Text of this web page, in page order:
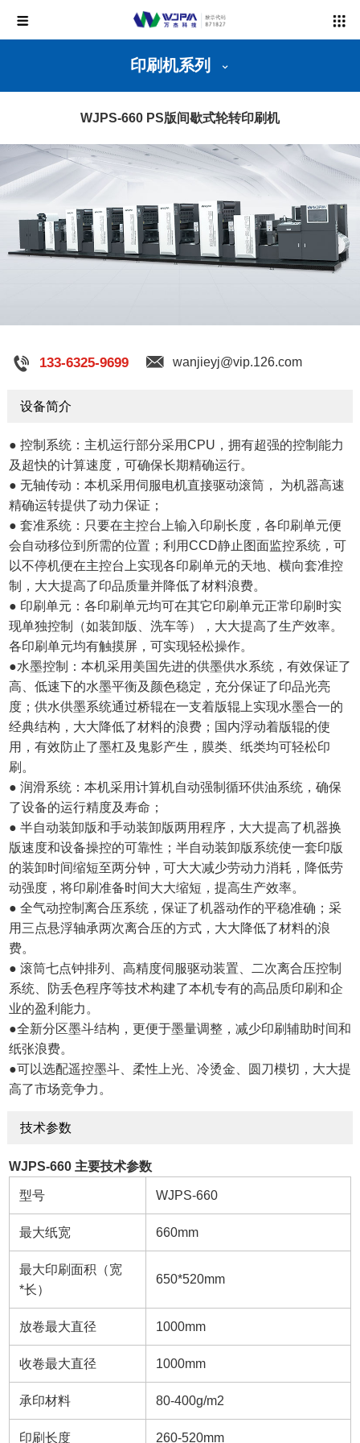
印刷机系列
WJPS-660 PS版间歇式轮转印刷机
133-6325-9699 wanjieyj@vip.126.com
设备简介
● 控制系统：主机运行部分采用CPU，拥有超强的控制能力
及超快的计算速度，可确保长期精确运行。
● 无轴传动：本机采用伺服电机直接驱动滚筒， 为机器高速
精确运转提供了动力保证；
● 套准系统：只要在主控台上输入印刷长度，各印刷单元便
会自动移位到所需的位置；利用CCD静止图面监控系统，可
以不停机便在主控台上实现各印刷单元的天地、横向套准控
制，大大提高了印品质量并降低了材料浪费。
● 印刷单元：各印刷单元均可在其它印刷单元正常印刷时实
现单独控制（如装卸版、洗车等），大大提高了生产效率。
各印刷单元均有触摸屏，可实现轻松操作。
●水墨控制：本机采用美国先进的供墨供水系统，有效保证了
高、低速下的水墨平衡及颜色稳定，充分保证了印品光亮
度；供水供墨系统通过桥辊在一支着版辊上实现水墨合一的
经典结构，大大降低了材料的浪费；国内浮动着版辊的使
用，有效防止了墨杠及鬼影产生，膜类、纸类均可轻松印
刷。
● 润滑系统：本机采用计算机自动强制循环供油系统，确保
了设备的运行精度及寿命；
● 半自动装卸版和手动装卸版两用程序，大大提高了机器换
版速度和设备操控的可靠性；半自动装卸版系统使一套印版
的装卸时间缩短至两分钟，可大大减少劳动力消耗，降低劳
动强度，将印刷准备时间大大缩短，提高生产效率。
● 全气动控制离合压系统，保证了机器动作的平稳准确；采
用三点悬浮轴承两次离合压的方式，大大降低了材料的浪
费。
● 滚筒七点钟排列、高精度伺服驱动装置、二次离合压控制
系统、防丢色程序等技术构建了本机专有的高品质印刷和企
业的盈利能力。
●全新分区墨斗结构，更便于墨量调整，减少印刷辅助时间和
纸张浪费。
●可以选配遥控墨斗、柔性上光、冷烫金、圆刀模切，大大提
高了市场竞争力。
技术参数
WJPS-660 主要技术参数
型号 WJPS-660
最大纸宽 660mm
最大印刷面积（宽
*长）
650*520mm
放卷最大直径 1000mm
收卷最大直径 1000mm
承印材料 80-400g/m2
印刷长度 260-520mm